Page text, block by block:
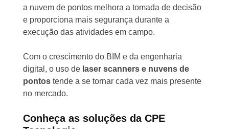
a nuvem de pontos melhora a tomada de decisão
e proporciona mais segurança durante a
execução das atividades em campo.
Com o crescimento do BIM e da engenharia
digital, o uso de laser scanners e nuvens de
pontostende a se tornar cada vez mais presente
no mercado.
Conheça as soluções da CPE